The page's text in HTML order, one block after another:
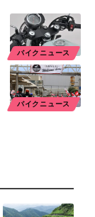
バイクニュース
バイクニュース